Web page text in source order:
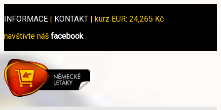
INFORMACE | KONTAKT | kurz EUR: 24,265 Kč
navštivte náš facebook